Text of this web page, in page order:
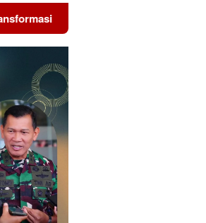
Riau dan Kepri Raih Penghargaan